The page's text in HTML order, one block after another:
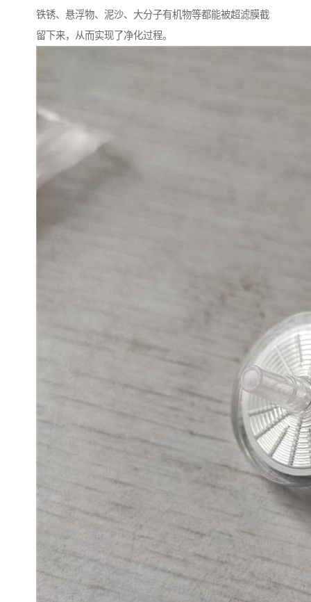
铁锈、悬浮物、泥沙、大分子有机物等都能被超滤膜截
留下来，从而实现了净化过程。